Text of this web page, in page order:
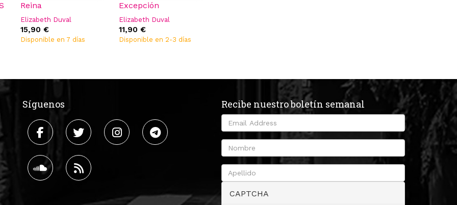
Reina
Elizabeth Duval
15,90 €
Disponible en 7 días
Excepción
Elizabeth Duval
11,90 €
Disponible en 2-3 días
Síguenos Recibe nuestro boletín semanal
CAPTCHA